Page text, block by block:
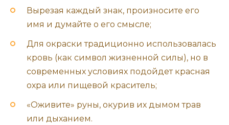
Вырезая каждый знак, произносите его
имя и думайте о его смысле;
Для окраски традиционно использовалась
кровь (как символ жизненной силы), но в
современных условиях подойдет красная
охра или пищевой краситель;
«Оживите» руны, окурив их дымом трав
или дыханием.